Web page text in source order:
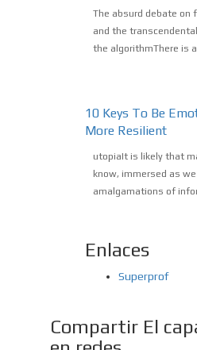
The absurd debate on
and the
the algorithmThere is
10 Keys To Be
More Resilient
utopiaIt is likely that
know, immersed as
amalgamations of
Enlaces
Superprof
Compartir El